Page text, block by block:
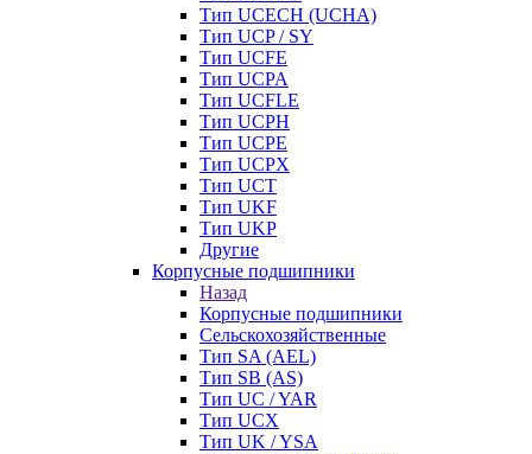
Тип UCECH (UCHA)
Тип UCP / SY
Тип UCFE
Тип UCPA
Тип UCFLE
Тип UCPH
Тип UCPE
Тип UCPX
Тип UCT
Тип UKF
Тип UKP
Другие
Корпусные подшипники
Назад
Корпусные подшипники
Сельскохозяйственные
Тип SA (AEL)
Тип SB (AS)
Тип UC / YAR
Тип UCX
Тип UK / YSA